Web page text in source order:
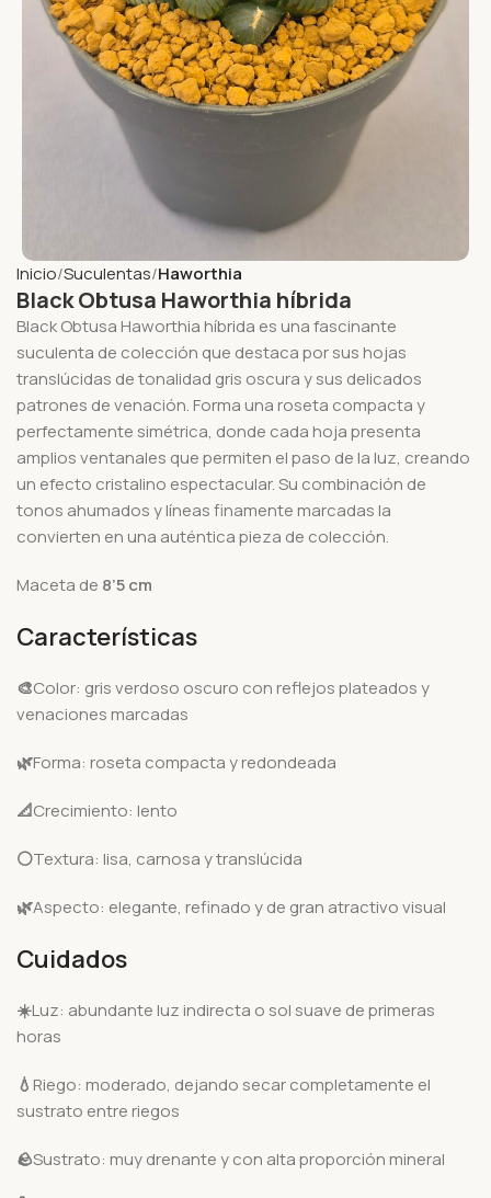
Inicio Suculentas Haworthia
Black Obtusa Haworthia híbrida
Black Obtusa Haworthia híbrida es una fascinante
suculenta de colección que destaca por sus hojas
translúcidas de tonalidad gris oscura y sus delicados
patrones de venación. Forma una roseta compacta y
perfectamente simétrica, donde cada hoja presenta
amplios ventanales que permiten el paso de la luz, creando
un efecto cristalino espectacular. Su combinación de
tonos ahumados y líneas finamente marcadas la
convierten en una auténtica pieza de colección.
Maceta de 8’5 cm
Características
🎨Color: gris verdoso oscuro con reflejos plateados y
venaciones marcadas
🌿Forma: roseta compacta y redondeada
📐Crecimiento: lento
⚪Textura: lisa, carnosa y translúcida
🌿Aspecto: elegante, refinado y de gran atractivo visual
Cuidados
☀️Luz: abundante luz indirecta o sol suave de primeras
horas
💧 Riego: moderado, dejando secar completamente el
sustrato entre riegos
🪨Sustrato: muy drenante y con alta proporción mineral